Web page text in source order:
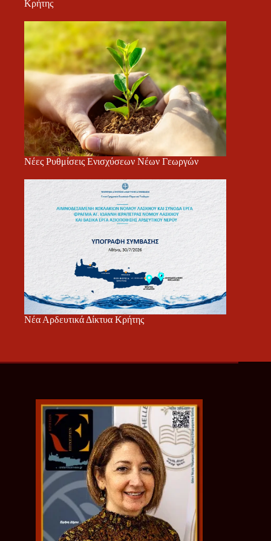
Κρήτης
Νέες Ρυθμίσεις Ενισχύσεων Νέων Γεωργών
Νέα Αρδευτικά Δίκτυα Κρήτης